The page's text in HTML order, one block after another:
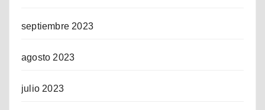
septiembre 2023
agosto 2023
julio 2023